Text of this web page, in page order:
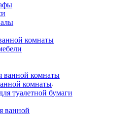
комнаты
комнаты
туалетной бумаги
ванной